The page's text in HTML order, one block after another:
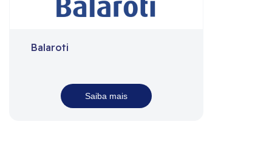
Balaroti
Saiba mais